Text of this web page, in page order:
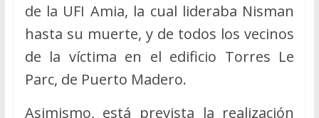
de la UFI Amia, la cual lideraba Nisman
hasta su muerte, y de todos los vecinos
de la víctima en el edificio Torres Le
Parc, de Puerto Madero.
Asimismo, está prevista la realización